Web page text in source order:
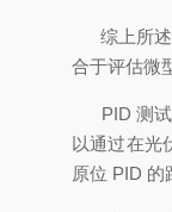
综上所述
合于评估微
PID 测试
以通过在光
原位 PID 的